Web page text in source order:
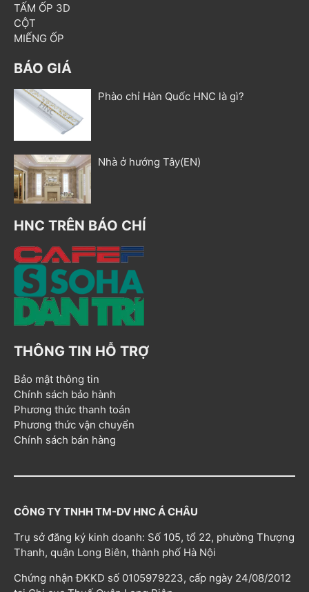
TẤM ỐP 3D
CỘT
MIẾNG ỐP
BÁO GIÁ
Phào chỉ Hàn Quốc HNC là gì?
Nhà ở hướng Tây(EN)
HNC TRÊN BÁO CHÍ
THÔNG TIN HỖ TRỢ
Bảo mật thông tin
Chính sách bảo hành
Phương thức thanh toán
Phương thức vận chuyển
Chính sách bán hàng
CÔNG TY TNHH TM-DV HNC Á CHÂU
Trụ sở đăng ký kinh doanh: Số 105, tổ 22, phường Thượng
Thanh, quận Long Biên, thành phố Hà Nội
Chứng nhận ĐKKD số 0105979223, cấp ngày 24/08/2012